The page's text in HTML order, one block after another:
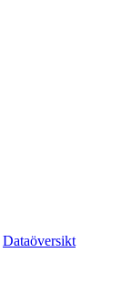
Dataöversikt